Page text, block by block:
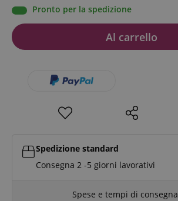
Pronto per la spedizione
Al carrello
Spedizione standard
Consegna 2 -5 giorni lavorativi
Spese e tempi di consegna